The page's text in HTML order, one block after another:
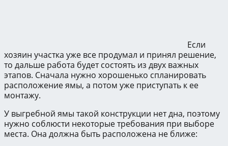
Если
хозяин участка уже все продумал и принял решение,
то дальше работа будет состоять из двух важных
этапов. Сначала нужно хорошенько спланировать
расположение ямы, а потом уже приступать к ее
монтажу.
У выгребной ямы такой конструкции нет дна, поэтому
нужно соблюсти некоторые требования при выборе
места. Она должна быть расположена не ближе: